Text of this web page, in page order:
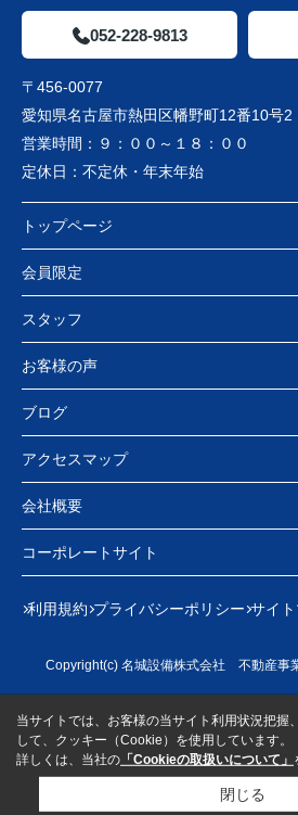
052-228-9813
〒456-0077
愛知県名古屋市熱田区幡野町12番10号2
営業時間： ９：００～１８：００
定休日： 不定休・年末年始
トップページ
会員限定
スタッフ
お客様の声
ブログ
アクセスマップ
会社概要
コーポレートサイト
利用規約 プライバシーポリシー サイ
Copyright(c) 名城設備株式会社 不動産事
当サイトでは、お客様の当サイト利用状況把握
して、クッキー（Cookie）を使用しています。
詳しくは、当社の 「Cookieの取扱いについて」
閉じる